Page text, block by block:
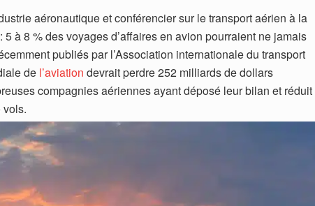
aéronautique et conférencier sur le transport aérien à la
à 8 % des voyages d’affaires en avion pourraient ne jamais
publiés par l’Association internationale du transport
de l’aviation devrait perdre 252 milliards de dollars
compagnies aériennes ayant déposé leur bilan et réduit
vols.